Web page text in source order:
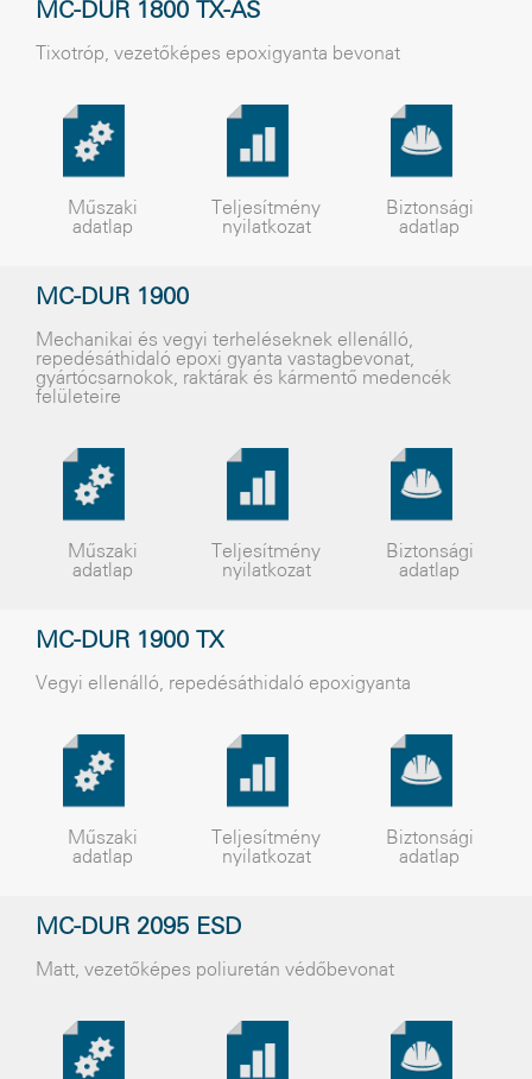
MC-DUR 1800 TX-AS
Tixotróp, vezetõképes epoxigyanta bevonat
Műszaki
adatlap
Teljesítmény
nyilatkozat
Biztonsági
adatlap
MC-DUR 1900
Mechanikai és vegyi terheléseknek ellenálló,
repedésáthidaló epoxi gyanta vastagbevonat,
gyártócsarnokok, raktárak és kármentõ medencék
felületeire
Műszaki
adatlap
Teljesítmény
nyilatkozat
Biztonsági
adatlap
MC-DUR 1900 TX
Vegyi ellenálló, repedésáthidaló epoxigyanta
Műszaki
adatlap
Teljesítmény
nyilatkozat
Biztonsági
adatlap
MC-DUR 2095 ESD
Matt, vezetõképes poliuretán védõbevonat